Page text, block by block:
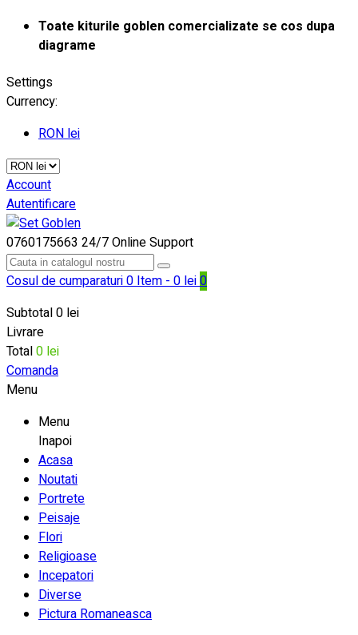
Toate kiturile goblen comercializate se cos dupa
diagrame
Settings
Currency:
RON lei
Account
Autentificare
0760175663 24/7 Online Support
Cosul de cumparaturi0 Item - 0 lei0
Subtotal0 lei
Livrare
Total0 lei
Comanda
Menu
Menu
Inapoi
Acasa
Noutati
Portrete
Peisaje
Flori
Religioase
Incepatori
Diverse
Pictura Romaneasca